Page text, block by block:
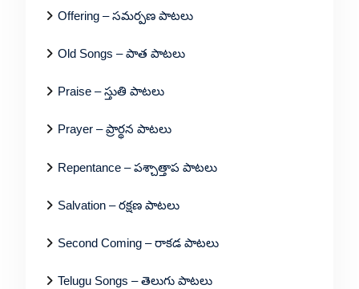
Offering – సమర్పణ పాటలు
Old Songs – పాత పాటలు
Praise – స్తుతి పాటలు
Prayer – ప్రార్థన పాటలు
Repentance – పశ్చాత్తాప పాటలు
Salvation – రక్షణ పాటలు
Second Coming – రాకడ పాటలు
Telugu Songs – తెలుగు పాటలు